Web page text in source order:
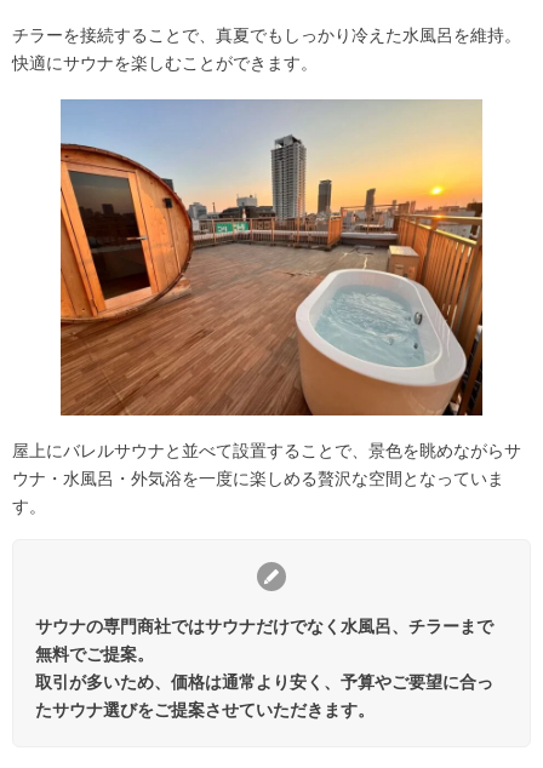
チラーを接続することで、真夏でもしっかり冷えた水風呂を維持。
快適にサウナを楽しむことができます。
屋上にバレルサウナと並べて設置することで、景色を眺めながらサ
ウナ・水風呂・外気浴を一度に楽しめる贅沢な空間となっていま
す。
サウナの専門商社ではサウナだけでなく水風呂、チラーまで
無料でご提案。
取引が多いため、価格は通常より安く、予算やご要望に合っ
たサウナ選びをご提案させていただきます。